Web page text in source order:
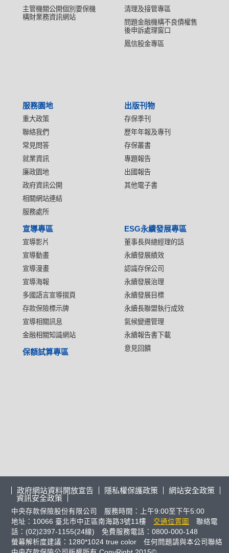
主管機關公開個別要保機
構財業務資訊網站
清理及接管專區
問題金融機構不良債權售
後申訴處理窗口
鳳信股金專區
服務園地
重大政策
聯絡我們
常見問答
就業資訊
廉政園地
政府資訊公開
相關網站連結
服務處所
出版刊物
存保季刊
歷年年報及專刊
存保叢書
專題報告
出國報告
其他電子書
宣導專區
宣導影片
宣導動畫
宣導漫畫
宣導海報
多國語言宣導摺頁
存款保險標示牌
宣導相關訊息
金融相關知識網站
ESG永續發展專區
董事長與總經理的話
永續發展績效
認識存保公司
永續發展治理
永續發展目標
永續長聯盟執行成效
氣候變遷管理
永續報告書下載
意見回饋
保額試算專區
政府網站資料開放宣告 隱私權保護政策
網站安全政策
資訊安全政策
中央存款保險股份有限公司 服務時間：上午9:00至下午5:00
地址：10066 臺北市中正區南海路3號11樓
交通位置圖
聯絡電
話：(02)2397-1155(24線) 免費服務電話：0800-000-148
螢幕解析度建議：1280*1024 true color 任何問題請與本公司聯絡